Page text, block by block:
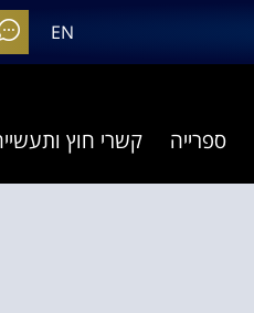
EN
ספרייה קשרי חוץ